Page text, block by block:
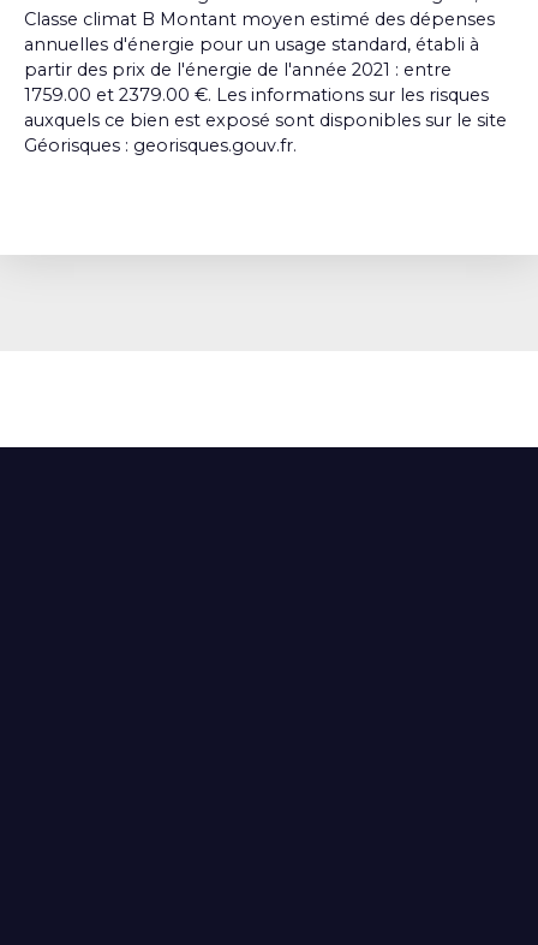
Classe climat B Montant moyen estimé des dépenses
annuelles d'énergie pour un usage standard, établi à
partir des prix de l'énergie de l'année 2021 : entre
1759.00 et 2379.00 €. Les informations sur les risques
auxquels ce bien est exposé sont disponibles sur le site
Géorisques : georisques.gouv.fr.